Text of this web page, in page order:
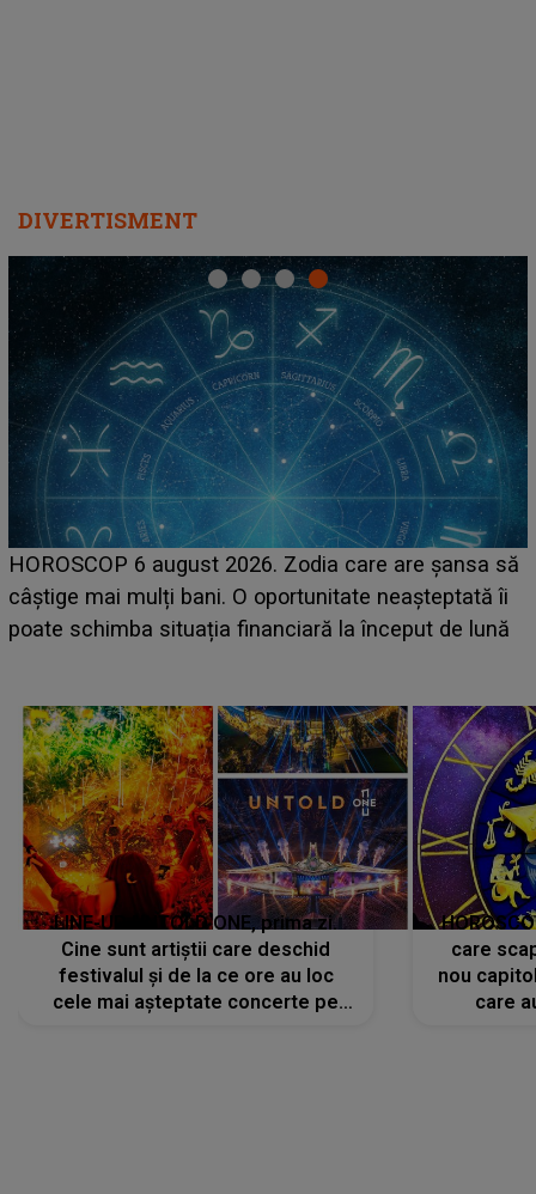
DIVERTISMENT
6 august 2026. Zodia care are șansa să
mulți bani. O oportunitate neașteptată îi
situația financiară la început de lună
LINE-
scena
LINE-UP UNTOLD ONE, prima zi.
Cine sunt artiștii care deschid
festivalul și de la ce ore au loc
cele mai așteptate concerte pe
care
nou
care